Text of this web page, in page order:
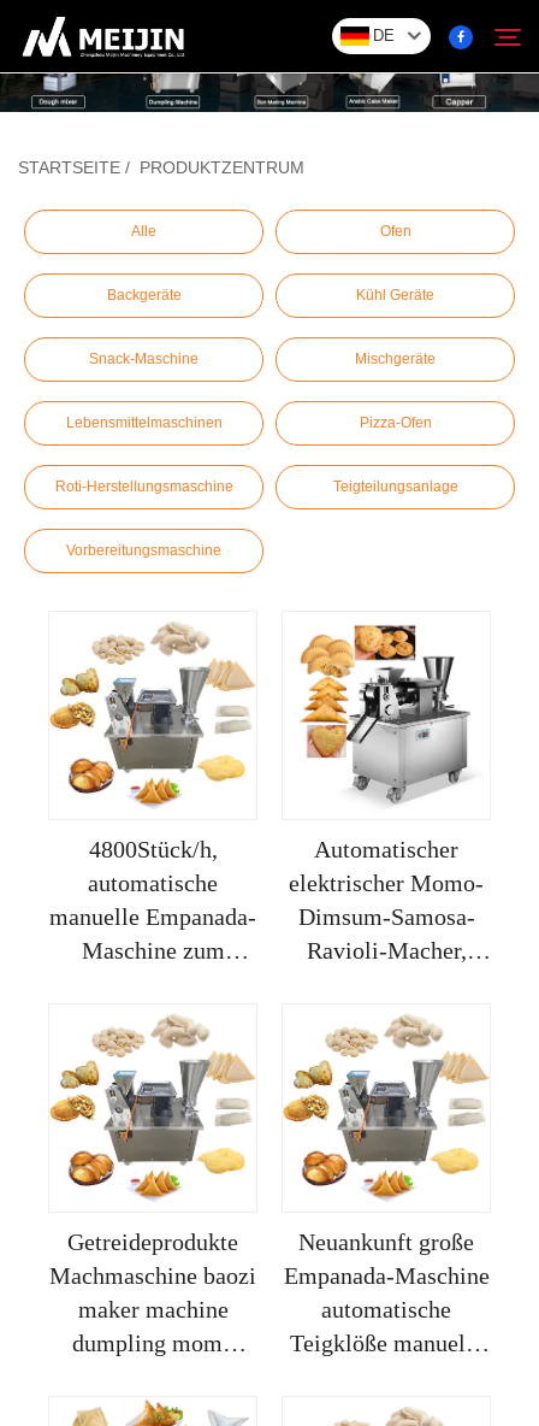
DE
Unternehmen
LÖSUNG
Produktzentrum
Service
Kontakt
STARTSEITE / PRODUKTZENTRUM
Alle Ofen
Backgeräte Kühl Geräte
Snack-Maschine Mischgeräte
Lebensmittelmaschinen Pizza-Ofen
Roti-Herstellungsmaschine Teigteilungsanlage
Vorbereitungsmaschine
4800Stück/h,
automatische
manuelle Empanada-
Maschine zum
elektrischer
Dimsums, Samosa-
Faltmaschine,
vollständig
automatisch
Automatischer
elektrischer Momo-
Dimsum-Samosa-
Ravioli-Macher,
für den
Hausgebrauch,
Teigmischer
Getreideprodukte
Machmaschine baozi
maker machine
dumpling momo
formkunststoff
Neuankunft große
Empanada-Maschine
automatische
Teigklöße manuelle
Machmaschine